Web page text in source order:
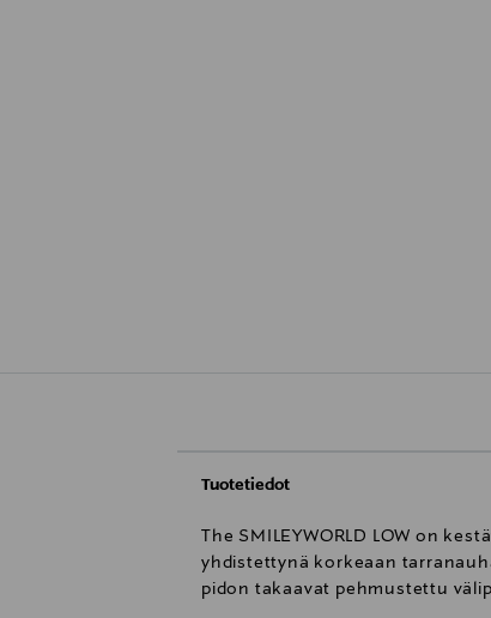
Tuotetiedot
The SMILEYWORLD LOW on
yhdistettynä korkeaan
pidon takaavat pehmustettu